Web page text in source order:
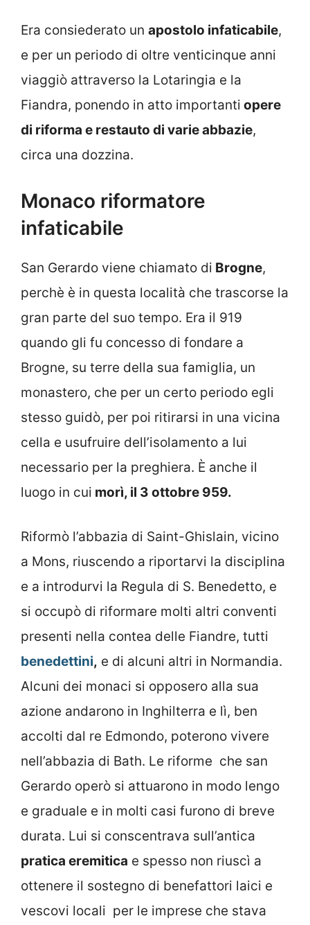
Era consiederato un apostolo infaticabile,
e per un periodo di oltre venticinque anni
viaggiò attraverso la Lotaringia e la
Fiandra, ponendo in atto importanti opere
di riforma e restauto di varie abbazie,
circa una dozzina.
Monaco riformatore
infaticabile
San Gerardo viene chiamato di Brogne,
perchè è in questa località che trascorse la
gran parte del suo tempo. Era il 919
quando gli fu concesso di fondare a
Brogne, su terre della sua famiglia, un
monastero, che per un certo periodo egli
stesso guidò, per poi ritirarsi in una vicina
cella e usufruire dell’isolamento a lui
necessario per la preghiera. È anche il
luogo in cui morì, il 3 ottobre 959.
Riformò l’abbazia di Saint-Ghislain, vicino
a Mons, riuscendo a riportarvi la disciplina
e a introdurvi la Regula di S. Benedetto, e
si occupò di riformare molti altri conventi
presenti nella contea delle Fiandre, tutti
benedettini, e di alcuni altri in Normandia.
Alcuni dei monaci si opposero alla sua
azione andarono in Inghilterra e lì, ben
accolti dal re Edmondo, poterono vivere
nell’abbazia di Bath. Le riforme che san
Gerardo operò si attuarono in modo lengo
e graduale e in molti casi furono di breve
durata. Lui si conscentrava sull’antica
pratica eremitica e spesso non riuscì a
ottenere il sostegno di benefattori laici e
vescovi locali per le imprese che stava